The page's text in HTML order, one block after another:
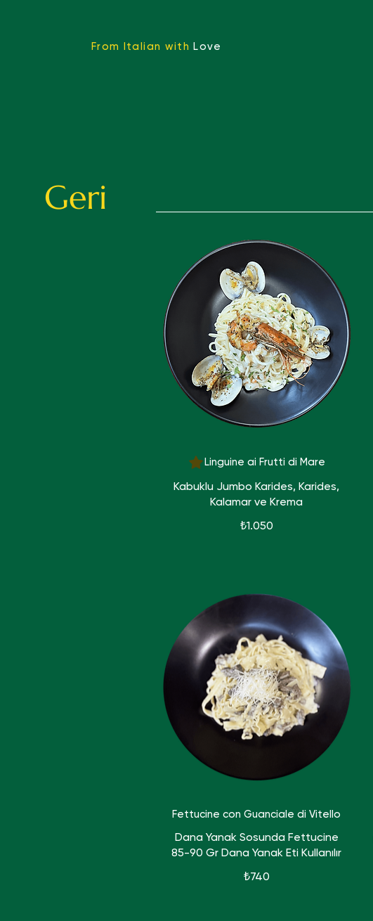
Geri
Linguine ai Frutti di Mare
Kabuklu Jumbo Karides, Karides,
Kalamar ve Krema
₺1.050
Fettucine con Guanciale di Vitello
Dana Yanak Sosunda Fettucine
85-90 Gr Dana Yanak Eti Kullanılır
₺740
From Italian with Love